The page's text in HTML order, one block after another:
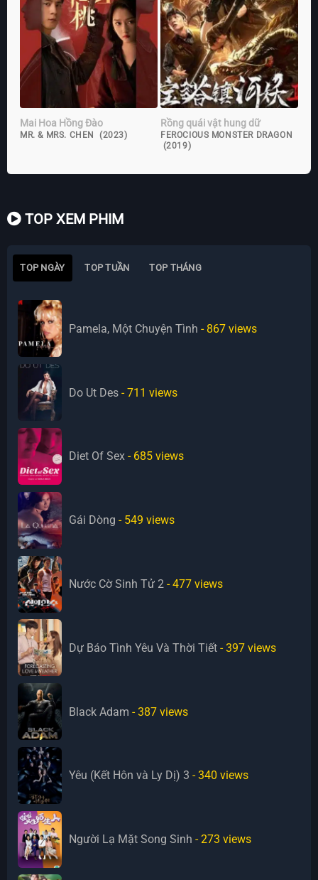
Mai Hoa Hồng Đào
MR. & MRS. CHEN (2023)
Rồng quái vật hung dữ
FEROCIOUS MONSTER DRAGON
(2019)
TOP XEM PHIM
TOP NGÀY TOP TUẦN TOP THÁNG
Pamela, Một Chuyện Tình - 867 views
Do Ut Des - 711 views
Diet Of Sex - 685 views
Gái Dòng - 549 views
Nước Cờ Sinh Tử 2 - 477 views
Dự Báo Tình Yêu Và Thời Tiết - 397 views
Black Adam - 387 views
Yêu (Kết Hôn và Ly Dị) 3 - 340 views
Người Lạ Mặt Song Sinh - 273 views